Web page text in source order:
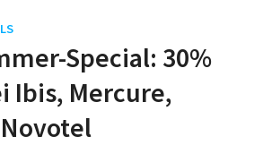
Special: 30%
Ibis, Mercure,